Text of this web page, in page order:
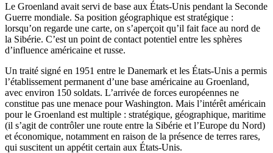
Le Groenland avait servi de base aux États-Unis pendant la Seconde
Guerre mondiale. Sa position géographique est stratégique :
lorsqu’on regarde une carte, on s’aperçoit qu’il fait face au nord de
la Sibérie. C’est un point de contact potentiel entre les sphères
d’influence américaine et russe.
Un traité signé en 1951 entre le Danemark et les États-Unis a permis
l’établissement permanent d’une base américaine au Groenland,
avec environ 150 soldats. L’arrivée de forces européennes ne
constitue pas une menace pour Washington. Mais l’intérêt américain
pour le Groenland est multiple : stratégique, géographique, maritime
(il s’agit de contrôler une route entre la Sibérie et l’Europe du Nord)
et économique, notamment en raison de la présence de terres rares,
qui suscitent un appétit certain aux États-Unis.